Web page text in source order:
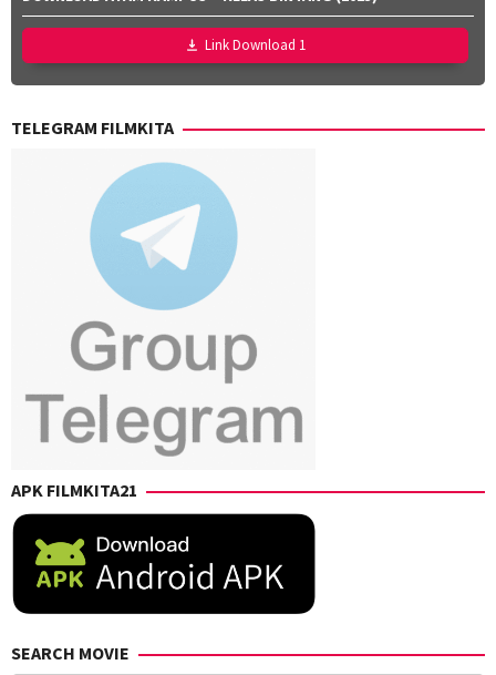
Effendi,
Nurul
Ravika
Utari
Nofita
Link Download 1
TELEGRAM FILMKITA
APK FILMKITA21
SEARCH MOVIE